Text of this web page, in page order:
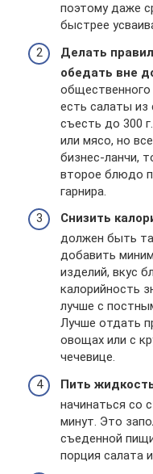
поэтому даже
быстрее
Делать
обедать вне
общественного
есть салаты
съесть до 300
или мясо, но
бизнес-ланчи,
второе блюдо
гарнира.
Снизить
должен быть
добавить
изделий, вкус
калорийность
лучше с
Лучше отдать
овощах или с
чечевице.
Пить
начинаться со
минут. Это
съеденной
порция салата